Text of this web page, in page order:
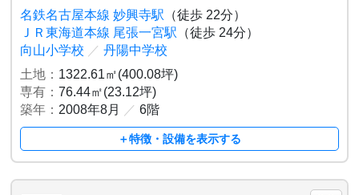
名鉄名古屋本線 妙興寺駅 （徒歩 22分）
ＪＲ東海道本線 尾張一宮駅 （徒歩 24分）
向山小学校 ／ 丹陽中学校
土地： 1322.61㎡(400.08坪)
専有：76.44㎡(23.12坪)
築年： 2008年8月 ／ 6階
＋特徴・設備を表示する